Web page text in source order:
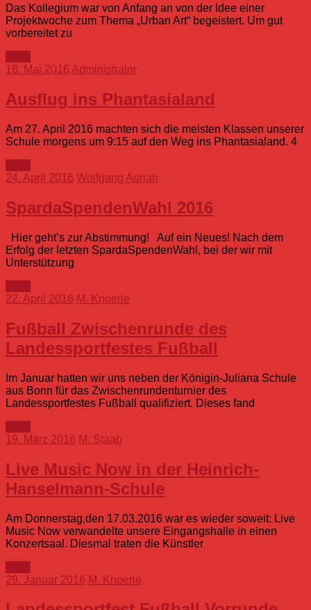
Das Kollegium war von Anfang an von der Idee einer
Projektwoche zum Thema „Urban Art“ begeistert. Um gut
vorbereitet zu
18. Mai 2016 Administrator
Ausflug ins Phantasialand
Am 27. April 2016 machten sich die meisten Klassen unserer
Schule morgens um 9:15 auf den Weg ins Phantasialand. 4
24. April 2016 Wolfgang Adrian
SpardaSpendenWahl 2016
Hier geht’s zur Abstimmung! Auf ein Neues! Nach dem
Erfolg der letzten SpardaSpendenWahl, bei der wir mit
Unterstützung
22. April 2016 M. Knoerle
Fußball Zwischenrunde des
Landessportfestes Fußball
Im Januar hatten wir uns neben der Königin-Juliana Schule
aus Bonn für das Zwischenrundenturnier des
Landessportfestes Fußball qualifiziert. Dieses fand
19. März 2016 M. Staab
Live Music Now in der Heinrich-
Hanselmann-Schule
Am Donnerstag,den 17.03.2016 war es wieder soweit: Live
Music Now verwandelte unsere Eingangshalle in einen
Konzertsaal. Diesmal traten die Künstler
29. Januar 2016 M. Knoerle